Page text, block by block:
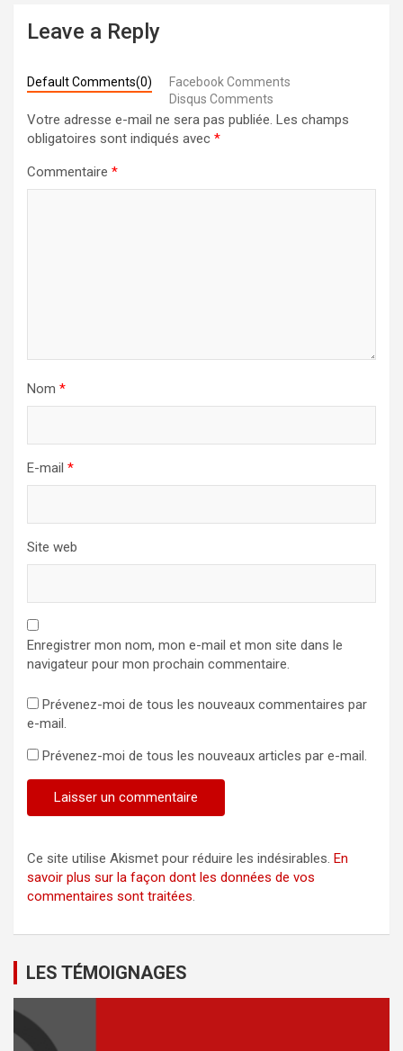
Leave a Reply
Default Comments(0)
Facebook Comments
Disqus Comments
Votre adresse e-mail ne sera pas publiée. Les champs
obligatoires sont indiqués avec *
Commentaire *
Nom *
E-mail *
Site web
Enregistrer mon nom, mon e-mail et mon site dans le
navigateur pour mon prochain commentaire.
Prévenez-moi de tous les nouveaux commentaires par
e-mail.
Prévenez-moi de tous les nouveaux articles par e-mail.
Ce site utilise Akismet pour réduire les indésirables. En
savoir plus sur la façon dont les données de vos
commentaires sont traitées.
LES TÉMOIGNAGES